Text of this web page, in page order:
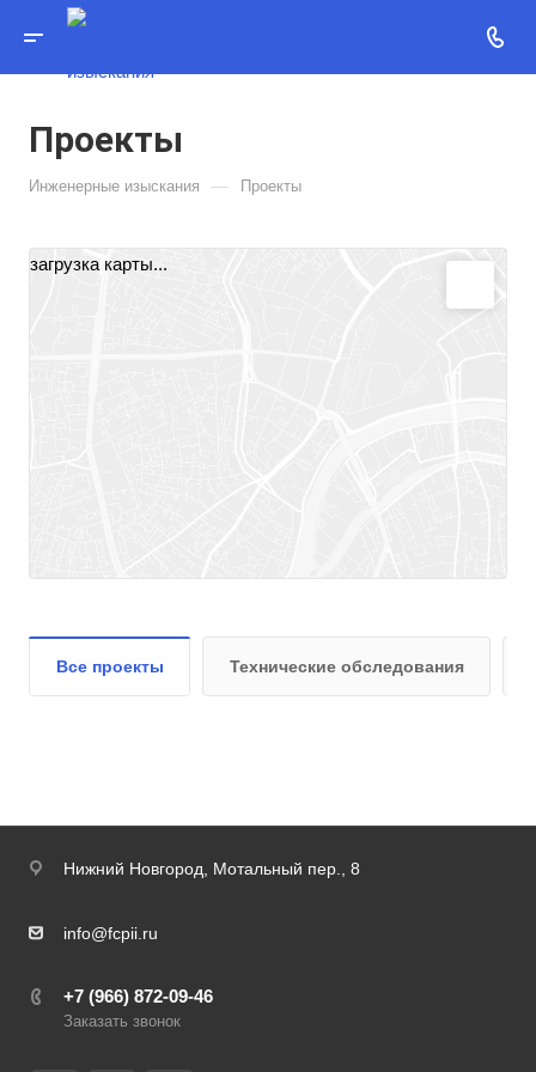
Проекты
Инженерные изыскания — Проекты
загрузка карты...
Все проекты Технические обследования
Нижний Новгород, Мотальный пер., 8
info@fcpii.ru
+7 (966) 872-09-46
Заказать звонок